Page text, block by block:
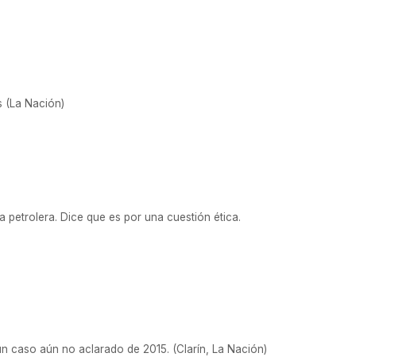
(La Nación)
petrolera. Dice que es por una cuestión ética.
caso aún no aclarado de 2015. (Clarín, La Nación)